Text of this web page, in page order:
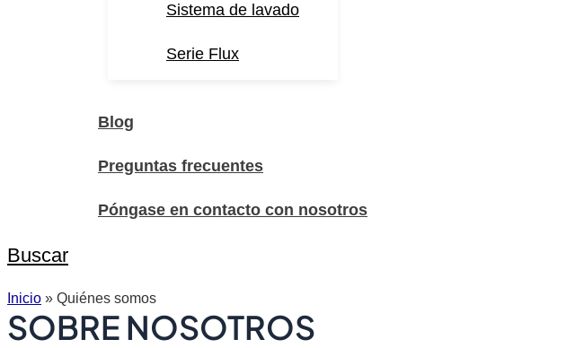
Sistema de lavado
Serie Flux
Blog
Preguntas frecuentes
Póngase en contacto con nosotros
Buscar
Inicio » Quiénes somos
SOBRE NOSOTROS